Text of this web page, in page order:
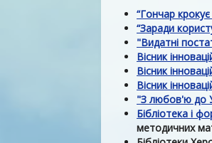
“Гончар
“Заради
"Видатні
Вісник
Вісник
Вісник
"З любов'ю до
Бібліотека і
методичних